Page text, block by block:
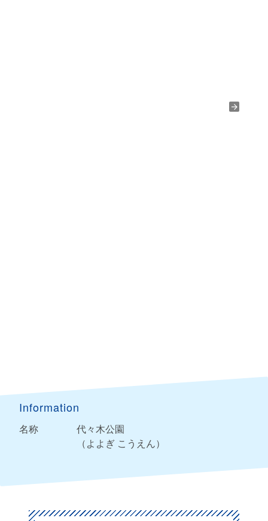
Information
名称
代々木公園
（よよぎ こうえん）